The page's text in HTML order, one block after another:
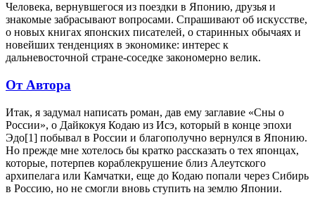
Человека, вернувшегося из поездки в Японию, друзья и
знакомые забрасывают вопросами. Спрашивают об искусстве,
о новых книгах японских писателей, о старинных обычаях и
новейших тенденциях в экономике: интерес к
дальневосточной стране-соседке закономерно велик.
От Автора
Итак, я задумал написать роман, дав ему заглавие «Сны о
России», о Дайкокуя Кодаю из Исэ, который в конце эпохи
Эдо[1] побывал в России и благополучно вернулся в Японию.
Но прежде мне хотелось бы кратко рассказать о тех японцах,
которые, потерпев кораблекрушение близ Алеутского
архипелага или Камчатки, еще до Кодаю попали через Сибирь
в Россию, но не смогли вновь ступить на землю Японии.